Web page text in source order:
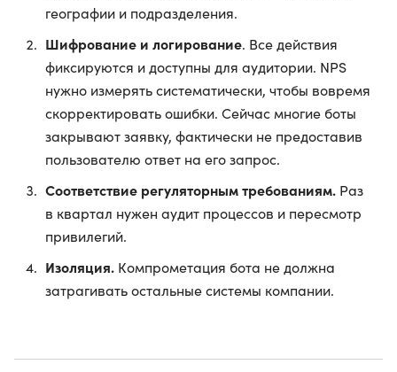
географии и подразделения.
Шифрование и логирование. Все действия
фиксируются и доступны для аудитории. NPS
нужно измерять систематически, чтобы вовремя
скорректировать ошибки. Сейчас многие боты
закрывают заявку, фактически не предоставив
пользователю ответ на его запрос.
Соответствие регуляторным требованиям. Раз
в квартал нужен аудит процессов и пересмотр
привилегий.
Изоляция. Компрометация бота не должна
затрагивать остальные системы компании.